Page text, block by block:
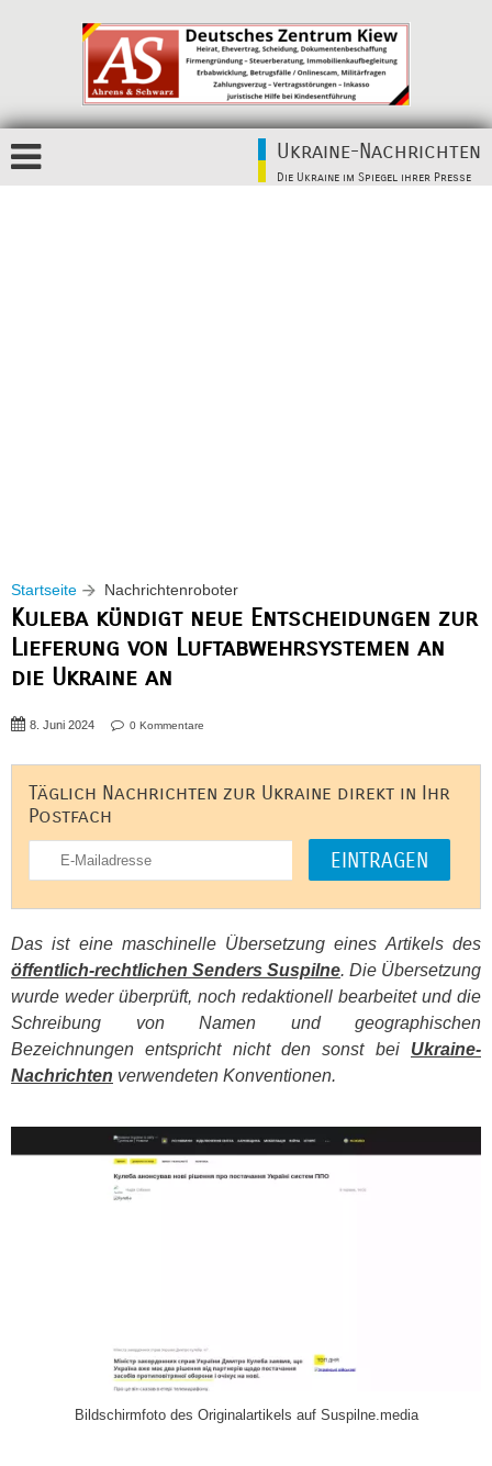
Ukraine-Nachrichten
Die Ukraine im Spiegel ihrer Presse
Startseite Nachrichtenroboter
Kuleba kündigt neue Entscheidungen zur
Lieferung von Luftabwehrsystemen an
die Ukraine an
8. Juni 2024 0 Kommentare
Täglich Nachrichten zur Ukraine direkt in Ihr
Postfach
Das ist eine maschinelle Übersetzung eines Artikels des
öffentlich-rechtlichen Senders Suspilne. Die Übersetzung
wurde weder überprüft, noch redaktionell bearbeitet und die
Schreibung von Namen und geographischen
Bezeichnungen entspricht nicht den sonst bei Ukraine-
Nachrichten verwendeten Konventionen.
Bildschirmfoto des Originalartikels auf Suspilne.media